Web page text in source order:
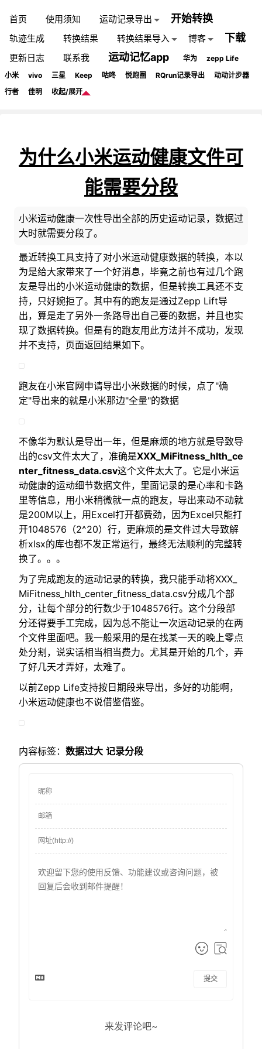
首页 使用须知 运动记录导出 开始转换
轨迹生成 转换结果 转换结果导入 博客 下载
更新日志 联系我 运动记忆app 华为
zepp Life
小米
vivo 三星 Keep 咕咚 悦跑圈 RQrun记录导出
动动计步器
行者
佳明 收起/展开
为什么小米运动健康文件可
能需要分段
小米运动健康一次性导出全部的历史运动记录，数据过
大时就需要分段了。
最近转换工具支持了对小米运动健康数据的转换，本以
为是给大家带来了一个好消息，毕竟之前也有过几个跑
友是导出的小米运动健康的数据，但是转换工具还不支
持，只好婉拒了。其中有的跑友是通过Zepp Lift导
出，算是走了另外一条路导出自己要的数据，并且也实
现了数据转换。但是有的跑友用此方法并不成功，发现
并不支持，页面返回结果如下。
跑友在小米官网申请导出小米数据的时候，点了"确
定"导出来的就是小米那边"全量"的数据
不像华为默认是导出一年，但是麻烦的地方就是导致导
出的csv文件太大了，准确是XXX_MiFitness_hlth_ce
nter_fitness_data.csv这个文件太大了。它是小米运
动健康的运动细节数据文件，里面记录的是心率和卡路
里等信息，用小米稍微就一点的跑友，导出来动不动就
是200M以上，用Excel打开都费劲，因为Excel只能打
开1048576（2^20）行，更麻烦的是文件过大导致解
析xlsx的库也都不发正常运行，最终无法顺利的完整转
换了。。。
为了完成跑友的运动记录的转换，我只能手动将XXX_
MiFitness_hlth_center_fitness_data.csv分成几个部
分，让每个部分的行数少于1048576行。这个分段部
分还得要手工完成，因为总不能让一次运动记录的在两
个文件里面吧。我一般采用的是在找某一天的晚上零点
处分割，说实话相当相当费力。尤其是开始的几个，弄
了好几天才弄好，太难了。
以前Zepp Life支持按日期段来导出，多好的功能啊，
小米运动健康也不说借鉴借鉴。
内容标签： 数据过大 记录分段
提交
来发评论吧~